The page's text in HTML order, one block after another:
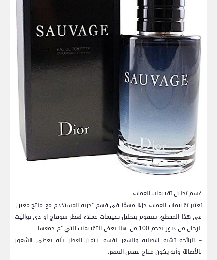
قسم تحليل تقييمات العملاء:
تعتبر تقييمات العملاء⁤ جزءًا مهمًا في فهم تجربة المستخدم مع منتج معين.
⁢في هذا المقطع، سنقوم بتحليل تقييمات عملاء ‌لعطر سوفاج او دي ⁣تواليت
للرجال من ديور بحجم 100 مل. هنا بعض التقييمات التي تم جمعها:
– ⁤الرائحة تشبه الأصلية والسعر نفسه: يتميز ‌العطر بأنه يعطي الشعور
بالأصالة وأنه يكون متاح بنفس ⁣السعر. ‌